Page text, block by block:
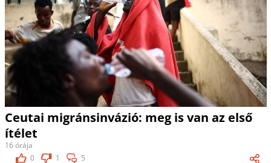
Ceutai migránsinvázió: meg is van az első
ítélet
16 órája
0
1 5